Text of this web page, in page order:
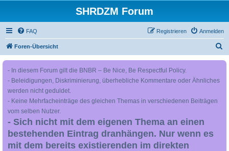
SHRDZM Forum
FAQ Anmelden
Registrieren
Foren-Übersicht
- In diesem Forum gilt die BNBR – Be Nice, Be Respectful Policy.
- Beleidigungen, Diskriminierung, überhebliche Kommentare oder Ähnliches
werden nicht geduldet.
- Keine Mehrfacheinträge des gleichen Themas in verschiedenen Beiträgen
vom selben Nutzer.
- Sich nicht mit dem eigenen Thema an einen
bestehenden Eintrag dranhängen. Nur wenn es
mit dem bereits existierenden im direkten